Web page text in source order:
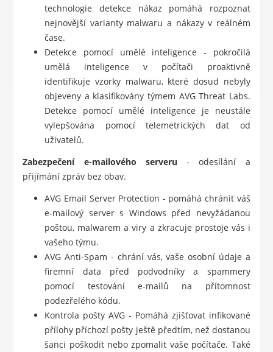
technologie detekce nákaz pomáhá rozpoznat
nejnovější varianty malwaru a nákazy v reálném
čase.
Detekce pomocí umělé inteligence - pokročilá
umělá inteligence v počítači proaktivně
identifikuje vzorky malwaru, které dosud nebyly
objeveny a klasifikovány týmem AVG Threat Labs.
Detekce pomocí umělé inteligence je neustále
vylepšována pomocí telemetrických dat od
uživatelů.
Zabezpečení e-mailového serveru - odesílání a
přijímání zpráv bez obav.
AVG Email Server Protection - pomáhá chránit váš
e-mailový server s Windows před nevyžádanou
poštou, malwarem a viry a zkracuje prostoje vás i
vašeho týmu.
AVG Anti-Spam - chrání vás, vaše osobní údaje a
firemní data před podvodníky a spammery
pomocí testování e-mailů na přítomnost
podezřelého kódu.
Kontrola pošty AVG - Pomáhá zjišťovat infikované
přílohy příchozí pošty ještě předtím, než dostanou
šanci poškodit nebo zpomalit vaše počítače. Také